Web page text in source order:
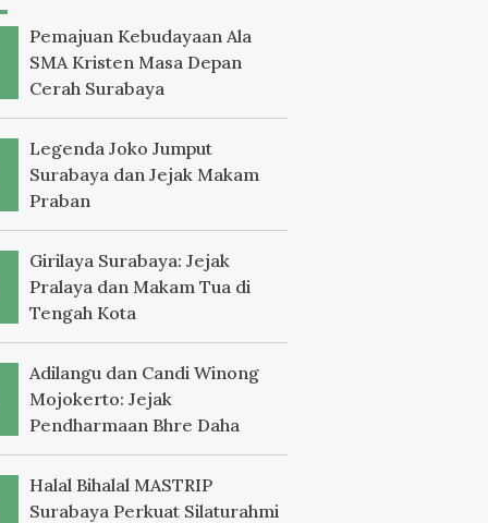
Pemajuan Kebudayaan Ala
SMA Kristen Masa Depan
Cerah Surabaya
Legenda Joko Jumput
Surabaya dan Jejak Makam
Praban
Girilaya Surabaya: Jejak
Pralaya dan Makam Tua di
Tengah Kota
Adilangu dan Candi Winong
Mojokerto: Jejak
Pendharmaan Bhre Daha
Halal Bihalal MASTRIP
Surabaya Perkuat Silaturahmi